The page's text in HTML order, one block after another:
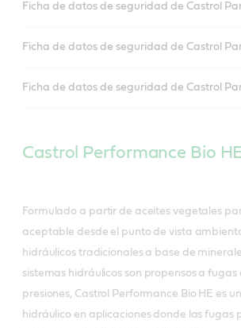
Ficha de datos de seguridad de Castrol
Ficha de datos de seguridad de Castrol
Ficha de datos de seguridad de Castrol
Castrol Performance Bio
Formulado a partir de aceites vegetales
aceptable desde el punto de vista
hidráulicos tradicionales a base de
sistemas hidráulicos son propensos a
presiones, Castrol Performance Bio HE es
hidráulico en aplicaciones donde las fugas